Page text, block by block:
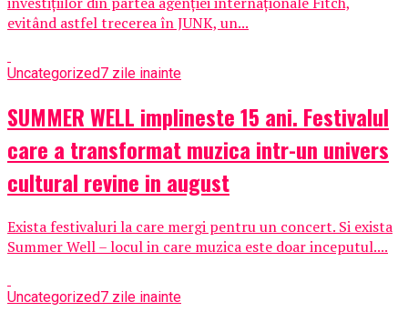
evitând astfel trecerea în JUNK, un...
Uncategorized7 zile inainte
SUMMER WELL implineste 15 ani. Festivalul
care a transformat muzica intr-un univers
cultural revine in august
Exista festivaluri la care mergi pentru un concert. Si exista
Summer Well – locul in care muzica este doar inceputul....
Uncategorized7 zile inainte